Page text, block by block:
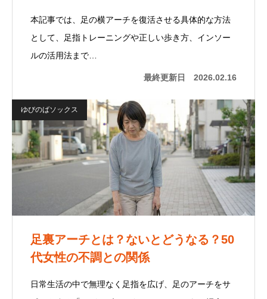
本記事では、足の横アーチを復活させる具体的な方法
として、足指トレーニングや正しい歩き方、インソー
ルの活用法まで…
最終更新日 2026.02.16
ゆびのばソックス
足裏アーチとは？ないとどうなる？50
代女性の不調との関係
日常生活の中で無理なく足指を広げ、足のアーチをサ